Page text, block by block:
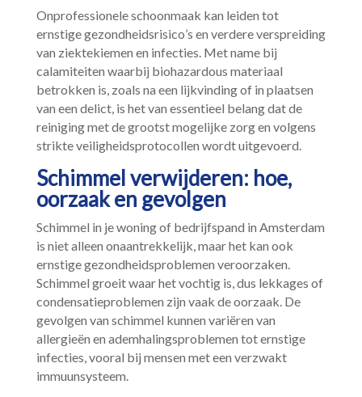
Onprofessionele schoonmaak kan leiden tot
ernstige gezondheidsrisico’s en verdere verspreiding
van ziektekiemen en infecties.​ Met name bij
calamiteiten waarbij biohazardous materiaal
betrokken is, zoals na een lijkvinding of in plaatsen
van een delict, is het van essentieel belang dat de
reiniging met de grootst mogelijke zorg en volgens
strikte veiligheidsprotocollen wordt uitgevoerd.​
Schimmel verwijderen: hoe,
oorzaak en gevolgen
Schimmel in je woning of bedrijfspand in Amsterdam
is niet alleen onaantrekkelijk, maar het kan ook
ernstige gezondheidsproblemen veroorzaken.​
Schimmel groeit waar het vochtig is, dus lekkages of
condensatieproblemen zijn vaak de oorzaak.​ De
gevolgen van schimmel kunnen variëren van
allergieën en ademhalingsproblemen tot ernstige
infecties, vooral bij mensen met een verzwakt
immuunsysteem.​